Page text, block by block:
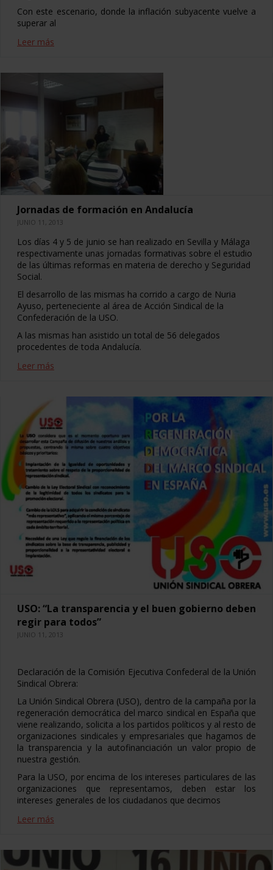
Con este escenario, donde la inflación subyacente vuelve a
superar al
Leer más
Jornadas de formación en Andalucía
JUNIO 11, 2013
Los días 4 y 5 de junio se han realizado en Sevilla y Málaga
respectivamente unas jornadas formativas sobre el estudio
de las últimas reformas en materia de derecho y Seguridad
Social.
El desarrollo de las mismas ha corrido a cargo de Nuria
Ayuso, perteneciente al área de Acción Sindical de la
Confederación de la USO.
A las mismas han asistido un total de 56 delegados
procedentes de toda Andalucía.
Leer más
USO: “La transparencia y el buen gobierno deben
regir para todos”
JUNIO 11, 2013
Declaración de la Comisión Ejecutiva Confederal de la Unión
Sindical Obrera:
La Unión Sindical Obrera (USO), dentro de la campaña por la
regeneración democrática del marco sindical en España que
viene realizando, solicita a los partidos políticos y al resto de
organizaciones sindicales y empresariales que hagamos de
la transparencia y la autofinanciación un valor propio de
nuestra gestión.
Para la USO, por encima de los intereses particulares de las
organizaciones que representamos, deben estar los
intereses generales de los ciudadanos que decimos
Leer más